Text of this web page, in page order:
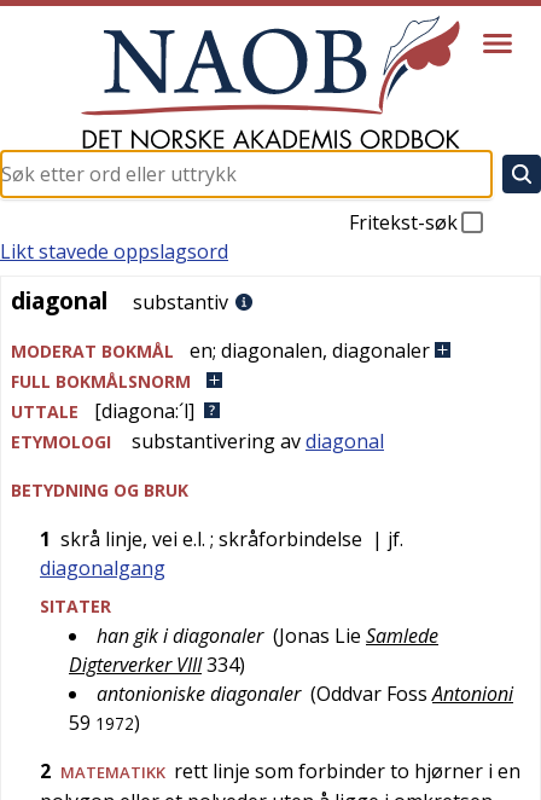
Fritekst-søk
diagonal
Likt stavede oppslagsord
diagonal substantiv
MODERAT BOKMÅL en; diagonalen, diagonaler
FULL BOKMÅLSNORM
UTTALE
[diagona:´l]
ETYMOLOGI substantivering avdiagonal
BETYDNING OG BRUK
1 skrå linje, vei e.l. ; skråforbindelse | jf.
diagonalgang
SITATER
han gik i diagonaler (Jonas Lie Samlede
Digterverker VIII334)
antonioniske diagonaler (Oddvar Foss Antonioni
59 1972)
2 MATEMATIKK rett linje som forbinder to hjørner i en